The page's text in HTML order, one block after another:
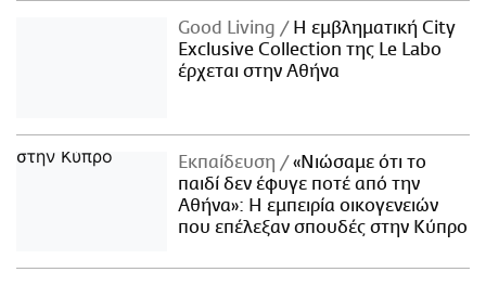
Good Living
Η εμβληματική City
Exclusive Collection της Le Labo
έρχεται στην Αθήνα
Εκπαίδευση
«Νιώσαμε ότι το
παιδί δεν έφυγε ποτέ από την
Αθήνα»: Η εμπειρία οικογενειών
που επέλεξαν σπουδές στην Κύπρο